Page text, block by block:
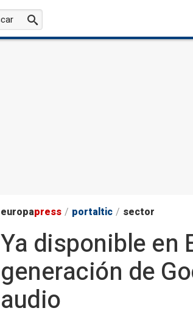
europapress / portaltic / sector
Ya disponible en
generación de
audio